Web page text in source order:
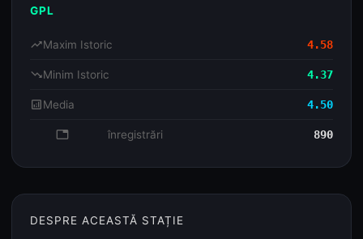
GPL
trending_upMaxim Istoric 4.58
trending_downMinim Istoric 4.37
analyticsMedia 4.50
database înregistrări 890
DESPRE ACEASTĂ STAȚIE